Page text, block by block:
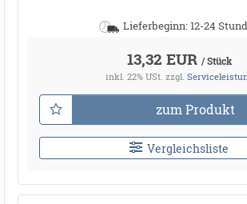
Lieferbeginn: 12-24
13,32 EUR / Stück
inkl. 22% USt. zzgl.
zum Produkt
Vergleichsliste